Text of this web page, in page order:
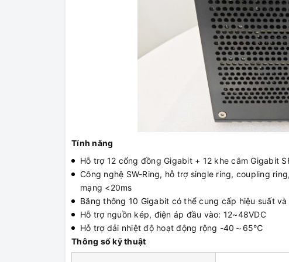
Tính năng
Hỗ trợ 12 cổng đồng Gigabit + 12 khe cắm Gigabit
Công nghệ SW-Ring, hỗ trợ single ring, coupling
mạng <20ms
Băng thông 10 Gigabit có thể cung cấp hiệu suất
Hỗ trợ nguồn kép, điện áp đầu vào: 12~48VDC
Hỗ trợ dải nhiệt độ hoạt động rộng -40～65℃
Thông số kỹ thuật